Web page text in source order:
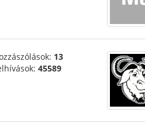
13
45589